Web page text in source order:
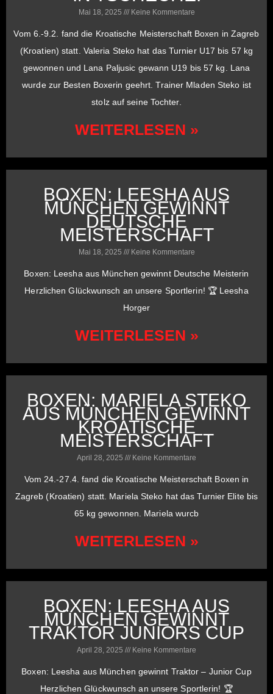
Mai 18, 2025 Keine Kommentare
Vom 6.-9.2. fand die Kroatische Meisterschaft Boxen in Zagreb
(Kroatien) statt. Valeria Steko hat das Turnier U17 bis 57 kg
gewonnen und Lana Paljusic gewann U19 bis 57 kg. Lana
wurde zur Besten Boxerin geehrt. Trainer Mladen Steko ist
stolz auf seine Tochter.
WEITERLESEN »
BOXEN: LEESHA AUS
MÜNCHEN GEWINNT
DEUTSCHE
MEISTERSCHAFT
Mai 18, 2025 Keine Kommentare
Boxen: Leesha aus München gewinnt Deutsche Meisterin
Herzlichen Glückwunsch an unsere Sportlerin! 🏆 Leesha
Horger
WEITERLESEN »
BOXEN: MARIELA STEKO
AUS MÜNCHEN GEWINNT
KROATISCHE
MEISTERSCHAFT
April 28, 2025 Keine Kommentare
Vom 24.-27.4. fand die Kroatische Meisterschaft Boxen in
Zagreb (Kroatien) statt. Mariela Steko hat das Turnier Elite bis
65 kg gewonnen. Mariela wurcb
WEITERLESEN »
BOXEN: LEESHA AUS
MÜNCHEN GEWINNT
TRAKTOR JUNIORS CUP
April 28, 2025 Keine Kommentare
Boxen: Leesha aus München gewinnt Traktor – Junior Cup
Herzlichen Glückwunsch an unsere Sportlerin! 🏆